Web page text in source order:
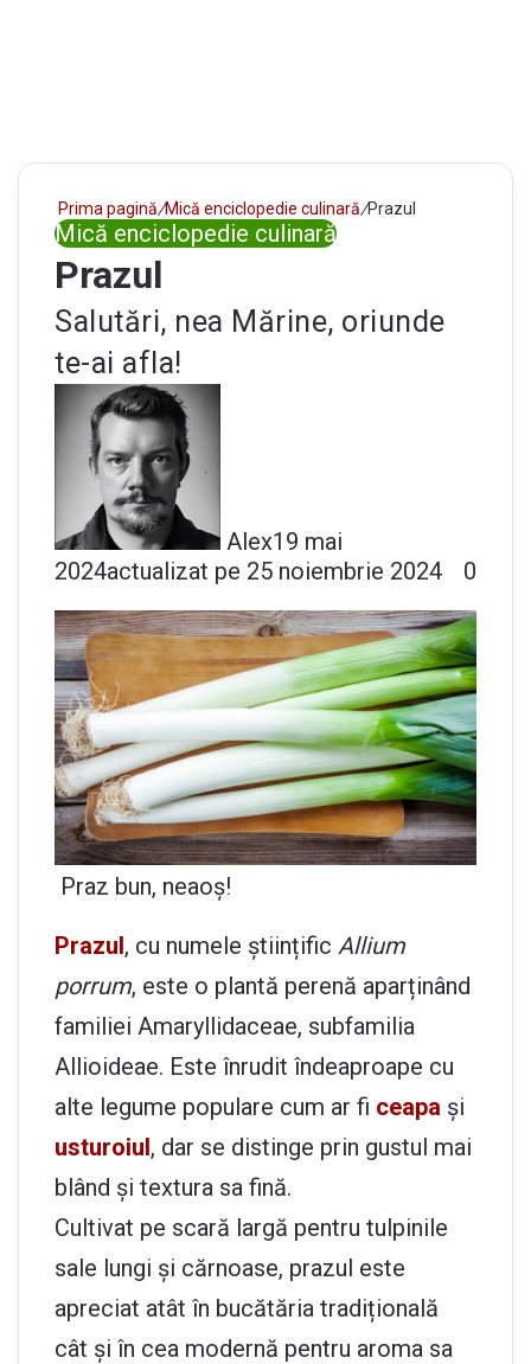
Prima pagină/Mică enciclopedie culinară/Prazul
Mică enciclopedie culinară
Prazul
Salutări, nea Mărine, oriunde
te-ai afla!
Alex19 mai
2024actualizat pe 25 noiembrie 2024 0
Praz bun, neaoș!
Prazul, cu numele științific Allium
porrum, este o plantă perenă aparținând
familiei Amaryllidaceae, subfamilia
Allioideae. Este înrudit îndeaproape cu
alte legume populare cum ar fi ceapa și
usturoiul, dar se distinge prin gustul mai
blând și textura sa fină.
Cultivat pe scară largă pentru tulpinile
sale lungi și cărnoase, prazul este
apreciat atât în bucătăria tradițională
cât și în cea modernă pentru aroma sa